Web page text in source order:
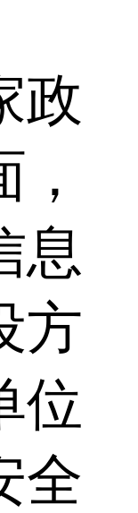
政
息
方
位
全